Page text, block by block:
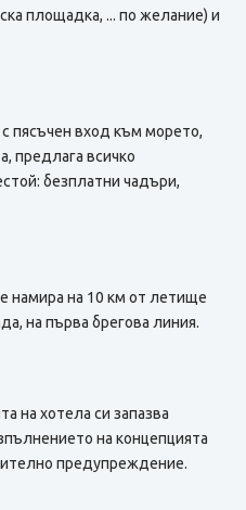
площадка, ... по желание) и
пясъчен вход към морето,
предлага всичко
безплатни чадъри,
намира на 10 км от летище
на първа брегова линия.
на хотела си запазва
на концепцията
предупреждение.